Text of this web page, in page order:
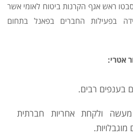
ראש אגף הקרנות ביטוח לאומי אשר
בפעילות החברים בפאנל בתחום
אטרי:
בענפים רבים.
ולקחת אחריות חברתית